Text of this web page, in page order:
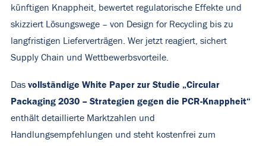
künftigen Knappheit, bewertet regulatorische Effekte und
skizziert Lösungswege – von Design for Recycling bis zu
langfristigen Lieferverträgen. Wer jetzt reagiert, sichert
Supply Chain und Wettbewerbsvorteile.
Das vollständige White Paper zur Studie „Circular
Packaging 2030 – Strategien gegen die PCR-Knappheit“
enthält detaillierte Marktzahlen und
Handlungsempfehlungen und steht kostenfrei zum